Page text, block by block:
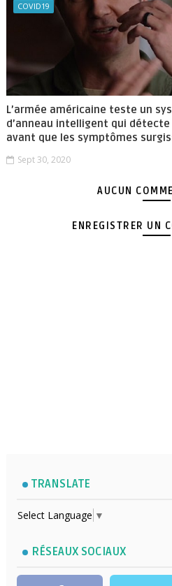
COVID19
L’armée américaine teste un
d’anneau intelligent qui
avant que les symptômes
Sept 30, 2020
AUCUN
ENREGISTRER UN
TRANSLATE
Select Language ▼
RÉSEAUX SOCIAUX